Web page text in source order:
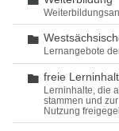
Ordner
Lernangebote
Ordner
freie
Lerninhalte, die
stammen und
Nutzung